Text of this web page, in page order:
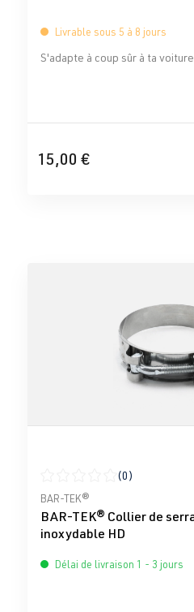
Livrable sous 5 à 8 jours
S'adapte à coup sûr à ta
15,00 €
Note moyenne de 0 sur 5
(0)
BAR-TEK®
BAR-TEK® Collier de
inoxydable HD
Délai de livraison 1 - 3 jours